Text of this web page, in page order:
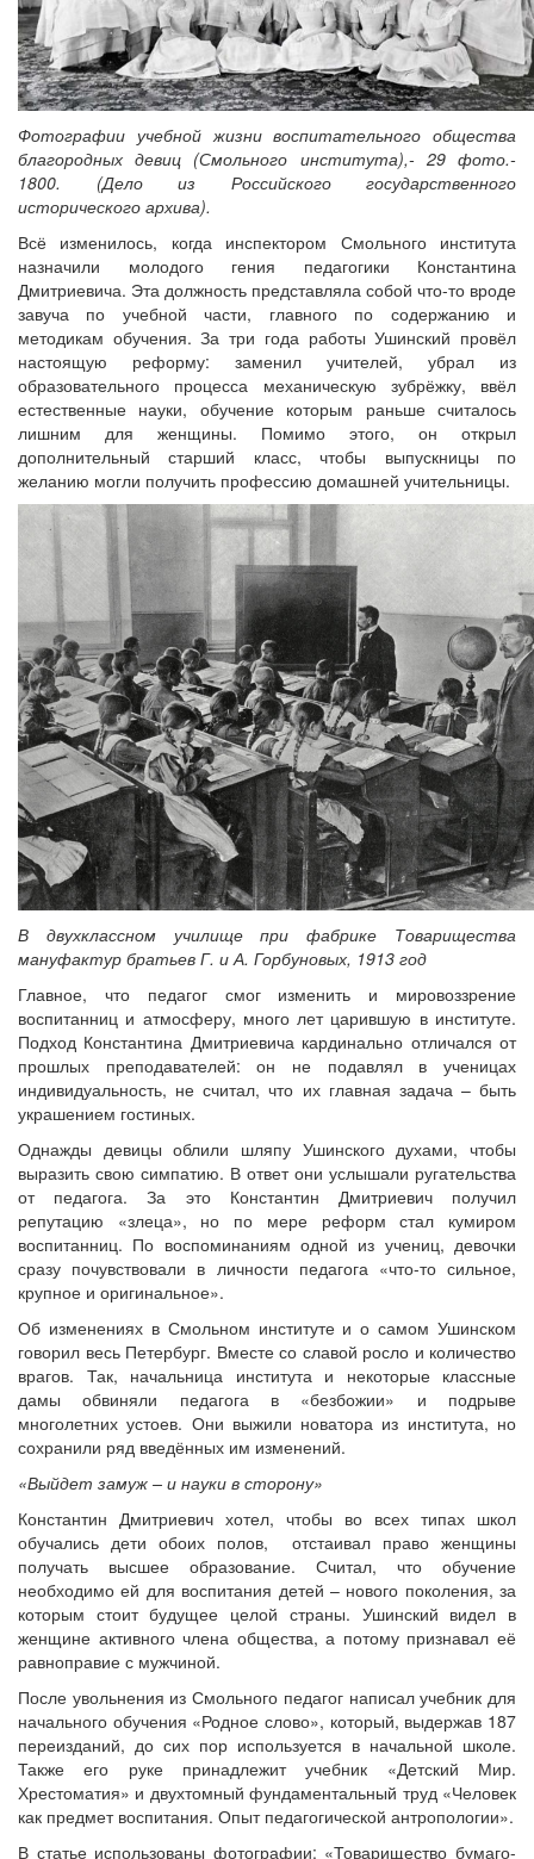
Фотографии учебной жизни воспитательного общества
благородных девиц (Смольного института),- 29 фото.-
1800. (Дело из Российского государственного
исторического архива).
Всё изменилось, когда инспектором Смольного института
назначили молодого гения педагогики Константина
Дмитриевича. Эта должность представляла собой что-то вроде
завуча по учебной части, главного по содержанию и
методикам обучения. За три года работы Ушинский провёл
настоящую реформу: заменил учителей, убрал из
образовательного процесса механическую зубрёжку, ввёл
естественные науки, обучение которым раньше считалось
лишним для женщины. Помимо этого, он открыл
дополнительный старший класс, чтобы выпускницы по
желанию могли получить профессию домашней учительницы.
В двухклассном училище при фабрике Товарищества
мануфактур братьев Г. и А. Горбуновых, 1913 год
Главное, что педагог смог изменить и мировоззрение
воспитанниц и атмосферу, много лет царившую в институте.
Подход Константина Дмитриевича кардинально отличался от
прошлых преподавателей: он не подавлял в ученицах
индивидуальность, не считал, что их главная задача – быть
украшением гостиных.
Однажды девицы облили шляпу Ушинского духами, чтобы
выразить свою симпатию. В ответ они услышали ругательства
от педагога. За это Константин Дмитриевич получил
репутацию «злеца», но по мере реформ стал кумиром
воспитанниц. По воспоминаниям одной из учениц, девочки
сразу почувствовали в личности педагога «что-то сильное,
крупное и оригинальное».
Об изменениях в Смольном институте и о самом Ушинском
говорил весь Петербург. Вместе со славой росло и количество
врагов. Так, начальница института и некоторые классные
дамы обвиняли педагога в «безбожии» и подрыве
многолетних устоев. Они выжили новатора из института, но
сохранили ряд введённых им изменений.
«Выйдет замуж – и науки в сторону»
Константин Дмитриевич хотел, чтобы во всех типах школ
обучались дети обоих полов, отстаивал право женщины
получать высшее образование. Считал, что обучение
необходимо ей для воспитания детей – нового поколения, за
которым стоит будущее целой страны. Ушинский видел в
женщине активного члена общества, а потому признавал её
равноправие с мужчиной.
После увольнения из Смольного педагог написал учебник для
начального обучения «Родное слово», который, выдержав 187
переизданий, до сих пор используется в начальной школе.
Также его руке принадлежит учебник «Детский Мир.
Хрестоматия» и двухтомный фундаментальный труд «Человек
как предмет воспитания. Опыт педагогической антропологии».
В статье использованы фотографии: «Товарищество бумаго-